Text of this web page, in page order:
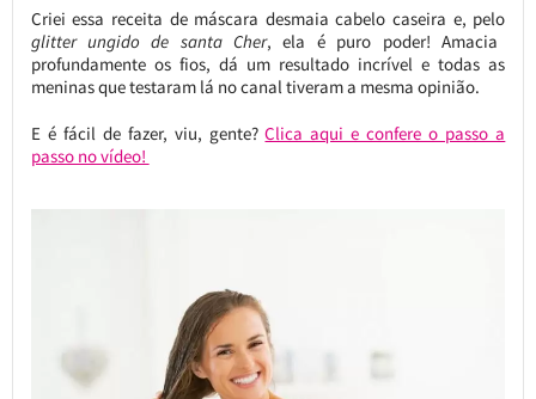
Criei essa receita de máscara desmaia cabelo caseira e, pelo
glitter ungido de santa Cher, ela é puro poder! Amacia
profundamente os fios, dá um resultado incrível e todas as
meninas que testaram lá no canal tiveram a mesma opinião.
E é fácil de fazer, viu, gente?Clica aqui e confere o passo a
passo no vídeo!